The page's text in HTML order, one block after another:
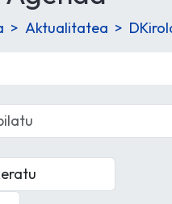
Aktualitatea